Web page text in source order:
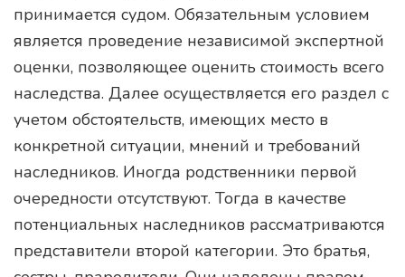
принимается судом. Обязательным условием
является проведение независимой экспертной
оценки, позволяющее оценить стоимость всего
наследства. Далее осуществляется его раздел с
учетом обстоятельств, имеющих место в
конкретной ситуации, мнений и требований
наследников. Иногда родственники первой
очередности отсутствуют. Тогда в качестве
потенциальных наследников рассматриваются
представители второй категории. Это братья,